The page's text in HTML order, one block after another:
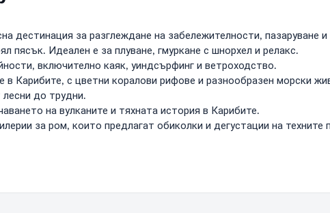
дестинация за разглеждане на забележителности, пазаруване и
пясък. Идеален е за плуване, гмуркане с шнорхел и релакс.
включително каяк, уиндсърфинг и ветроходство.
Карибите, с цветни коралови рифове и разнообразен морски
до трудни.
на вулканите и тяхната история в Карибите.
за ром, които предлагат обиколки и дегустации на техните